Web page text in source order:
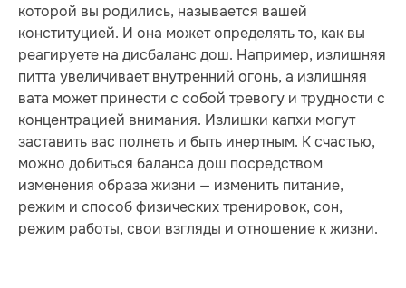
которой вы родились, называется вашей
конституцией. И она может определять то, как вы
реагируете на дисбаланс дош. Например, излишняя
питта увеличивает внутренний огонь, а излишняя
вата может принести с собой тревогу и трудности с
концентрацией внимания. Излишки капхи могут
заставить вас полнеть и быть инертным. К счастью,
можно добиться баланса дош посредством
изменения образа жизни — изменить питание,
режим и способ физических тренировок, сон,
режим работы, свои взгляды и отношение к жизни.